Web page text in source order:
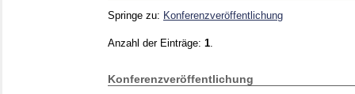
Springe zu: Konferenzveröffentlichung
Anzahl der Einträge: 1
Konferenzveröffentlichung